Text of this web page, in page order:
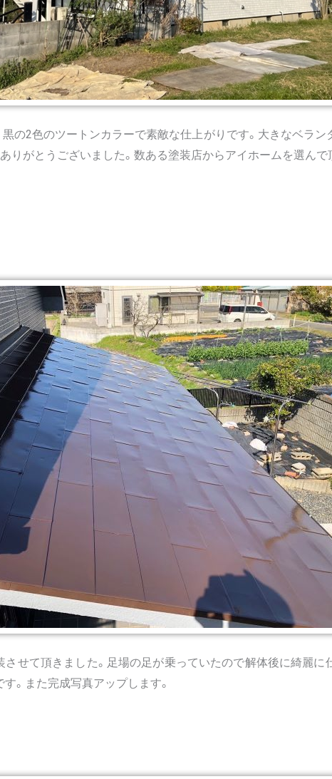
黒の2色のツートンカラーで素敵な仕上がりです。大きなベラ
りがとうございました。数ある塗装店からアイホームを選んで
させて頂きました。足場の足が乗っていたので解体後に綺麗に
。また完成写真アップします。